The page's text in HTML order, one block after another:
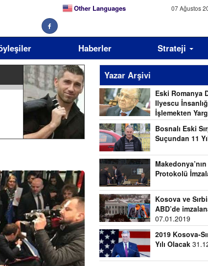
07 Ağustos
Other Languages
Haberler Strateji
Yazar Arşivi
Eski Romanya
Ilyescu
İşlemekten
10.04.2019
Bosnalı Eski
Suçundan 11
Protokolü
Kosova ve
ABD’de
07.01.2019
2019 Kosova-
Yılı Olacak